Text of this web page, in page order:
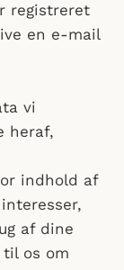
registreret
en e-mail
vi
heraf,
indhold af
af dine
os om